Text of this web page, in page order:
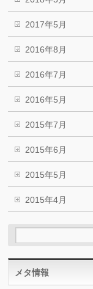
2017年5月
2016年8月
2016年7月
2016年5月
2015年7月
2015年6月
2015年5月
2015年4月
メタ情報